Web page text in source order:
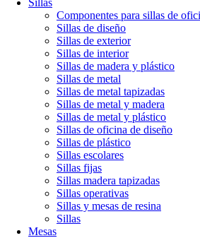
Sillas
Componentes para sillas de
Sillas de diseño
Sillas de exterior
Sillas de interior
Sillas de madera y plástico
Sillas de metal
Sillas de metal tapizadas
Sillas de metal y madera
Sillas de metal y plástico
Sillas de oficina de diseño
Sillas de plástico
Sillas escolares
Sillas fijas
Sillas madera tapizadas
Sillas operativas
Sillas y mesas de resina
Sillas
Mesas